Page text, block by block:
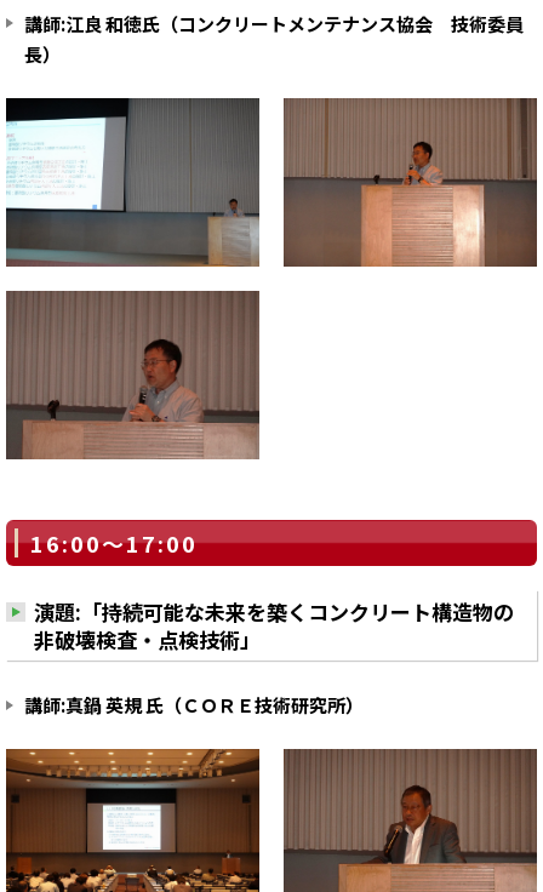
講師:江良 和徳氏（コンクリートメンテナンス協会 技術委員
長）
16:00～17:00
演題:「持続可能な未来を築くコンクリート構造物の
非破壊検査・点検技術」
講師:真鍋 英規 氏（ＣＯＲＥ技術研究所）